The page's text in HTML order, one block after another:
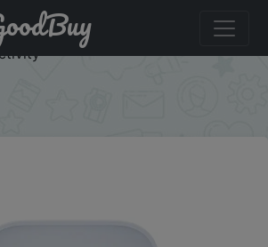
Global Version Xiaomi Redmi
Cancellation Up to 40 Hours